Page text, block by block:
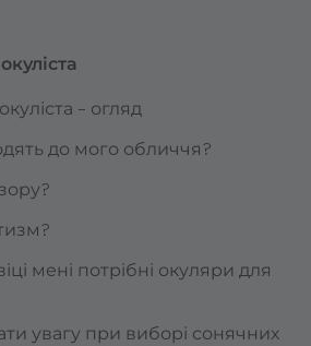
– огляд
до мого обличчя?
мені потрібні окуляри для
увагу при виборі сонячних